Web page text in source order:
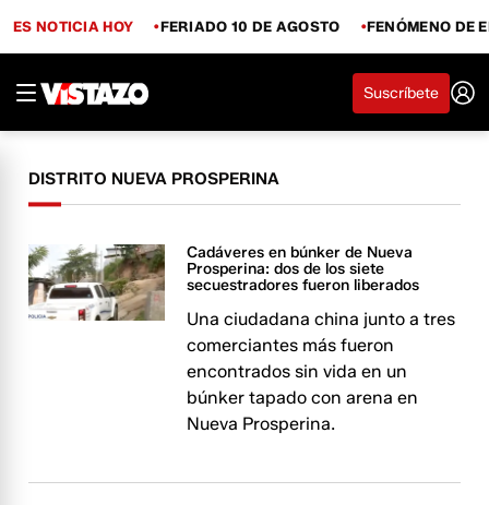
ES NOTICIA HOY FERIADO 10 DE AGOSTO FENÓMENO DE
Suscríbete
DISTRITO NUEVA PROSPERINA
Cadáveres en búnker de Nueva
Prosperina: dos de los siete
secuestradores fueron liberados
Una ciudadana china junto a tres
comerciantes más fueron
encontrados sin vida en un
búnker tapado con arena en
Nueva Prosperina.